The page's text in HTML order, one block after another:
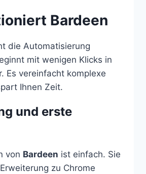
Bardeen
die Automatisierung
mit wenigen Klicks in
Es vereinfacht komplexe
Ihnen Zeit.
und erste
von Bardeen ist einfach. Sie
zu Chrome